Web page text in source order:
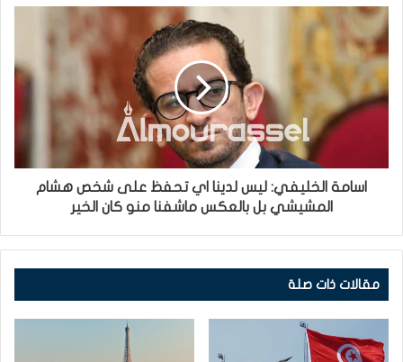
اسامة الخليفي: ليس لدينا اي تحفظ على شخص هشام
المشيشي بل بالعكس ماشفنا منو كان الخير
مقالات ذات صلة